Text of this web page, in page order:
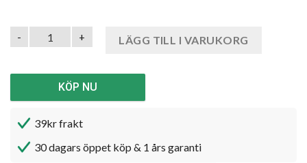
Vattentäta Hundskor med Halkskydd och Reflex - Skor för
LÄGG TILL I VARUKORG
KÖP NU
39kr frakt
30 dagars öppet köp & 1 års garanti